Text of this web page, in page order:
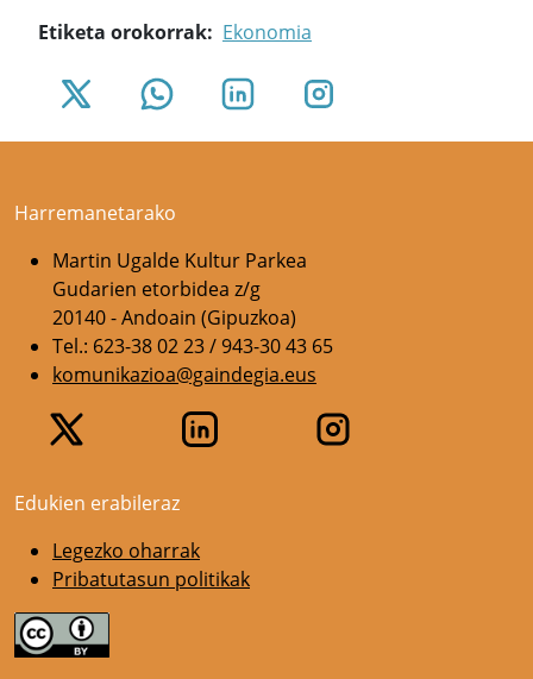
Etiketa orokorrak
Ekonomia
Harremanetarako
Martin Ugalde Kultur Parkea
Gudarien etorbidea z/g
20140 - Andoain (Gipuzkoa)
Tel.: 623-38 02 23 / 943-30 43 65
komunikazioa@gaindegia.eus
Edukien erabileraz
Legezko oharrak
Pribatutasun politikak